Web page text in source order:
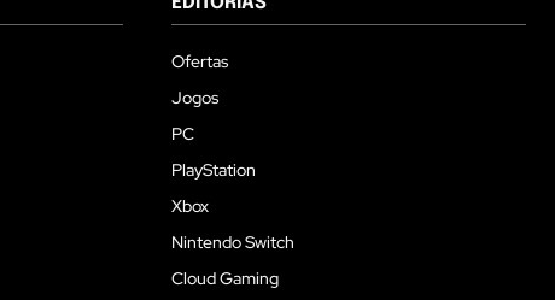
Ofertas
Jogos
PC
PlayStation
Xbox
Nintendo Switch
Cloud Gaming